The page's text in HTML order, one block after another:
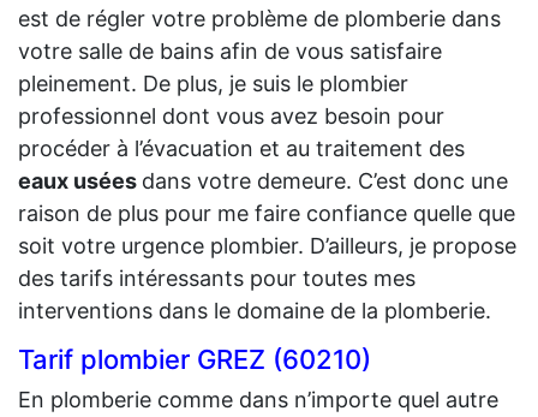
est de régler votre problème de plomberie dans
votre salle de bains afin de vous satisfaire
pleinement. De plus, je suis le plombier
professionnel dont vous avez besoin pour
procéder à l’évacuation et au traitement des
eaux usées dans votre demeure. C’est donc une
raison de plus pour me faire confiance quelle que
soit votre urgence plombier. D’ailleurs, je propose
des tarifs intéressants pour toutes mes
interventions dans le domaine de la plomberie.
Tarif plombier GREZ (60210)
En plomberie comme dans n’importe quel autre